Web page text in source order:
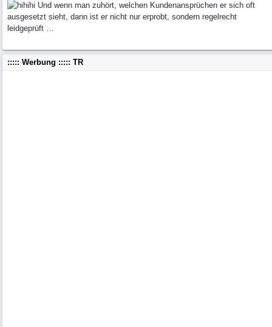
Und wenn man zuhört, welchen Kundenansprüchen er sich oft
ausgesetzt sieht, dann ist er nicht nur erprobt, sondern regelrecht
leidgeprüft …
::::: Werbung ::::: TR